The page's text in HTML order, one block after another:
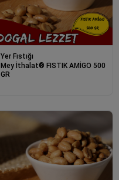
Yer Fıstığı
Mey İthalat® FISTIK AMİGO 500
GR